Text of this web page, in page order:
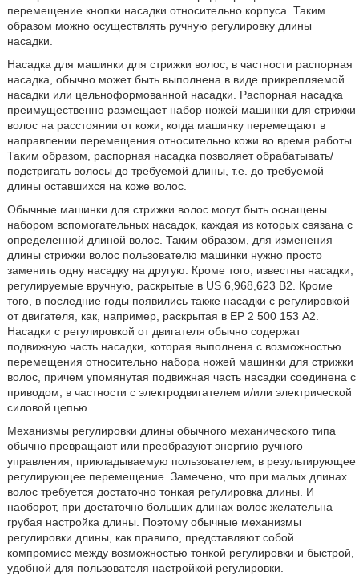
перемещение кнопки насадки относительно корпуса. Таким
образом можно осуществлять ручную регулировку длины
насадки.
Насадка для машинки для стрижки волос, в частности распорная
насадка, обычно может быть выполнена в виде прикрепляемой
насадки или цельноформованной насадки. Распорная насадка
преимущественно размещает набор ножей машинки для стрижки
волос на расстоянии от кожи, когда машинку перемещают в
направлении перемещения относительно кожи во время работы.
Таким образом, распорная насадка позволяет обрабатывать/
подстригать волосы до требуемой длины, т.е. до требуемой
длины оставшихся на коже волос.
Обычные машинки для стрижки волос могут быть оснащены
набором вспомогательных насадок, каждая из которых связана с
определенной длиной волос. Таким образом, для изменения
длины стрижки волос пользователю машинки нужно просто
заменить одну насадку на другую. Кроме того, известны насадки,
регулируемые вручную, раскрытые в US 6,968,623 В2. Кроме
того, в последние годы появились также насадки с регулировкой
от двигателя, как, например, раскрытая в ЕР 2 500 153 А2.
Насадки с регулировкой от двигателя обычно содержат
подвижную часть насадки, которая выполнена с возможностью
перемещения относительно набора ножей машинки для стрижки
волос, причем упомянутая подвижная часть насадки соединена с
приводом, в частности с электродвигателем и/или электрической
силовой цепью.
Механизмы регулировки длины обычного механического типа
обычно превращают или преобразуют энергию ручного
управления, прикладываемую пользователем, в результирующее
регулирующее перемещение. Замечено, что при малых длинах
волос требуется достаточно тонкая регулировка длины. И
наоборот, при достаточно больших длинах волос желательна
грубая настройка длины. Поэтому обычные механизмы
регулировки длины, как правило, представляют собой
компромисс между возможностью тонкой регулировки и быстрой,
удобной для пользователя настройкой регулировки.